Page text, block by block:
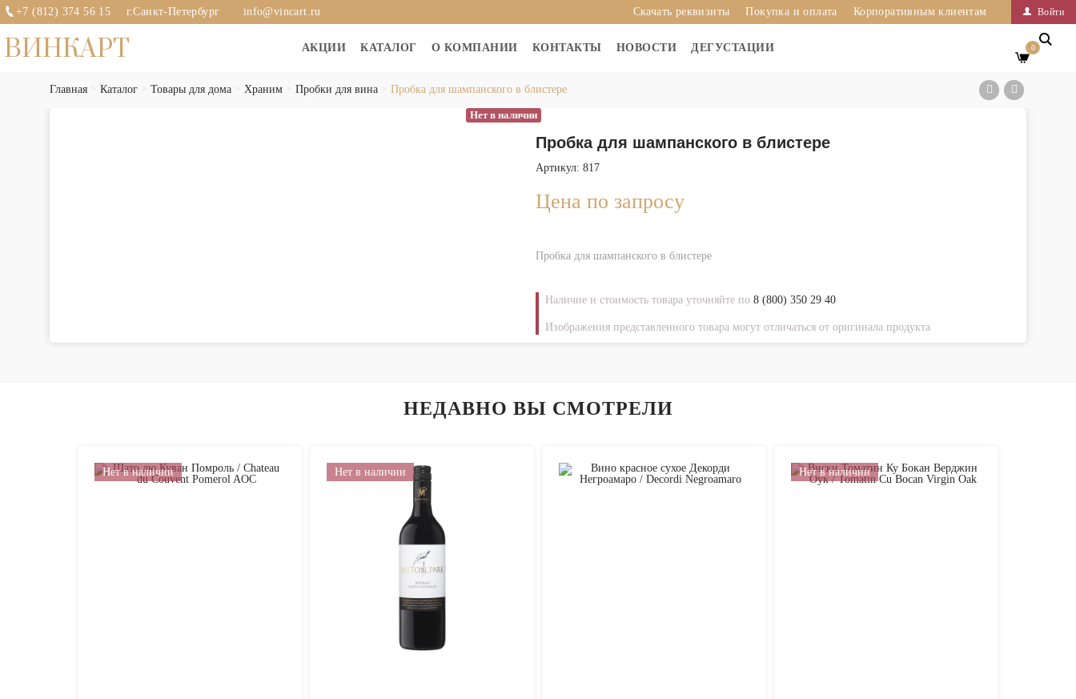
+7 (812) 374 56 15 г.Санкт-Петербург info@vincart.ru Войти
Скачать реквизиты Покупка и оплата Корпоративным клиентам
ВИНКАРТ АКЦИИ КАТАЛОГ О КОМПАНИИ КОНТАКТЫ НОВОСТИ ДЕГУСТАЦИИ 0
Главная Каталог Товары для дома Храним Пробки для вина Пробка для шампанского в блистере
Нет в наличии
Пробка для шампанского в блистере
Артикул: 817
Цена по запросу
Пробка для шампанского в блистере
Наличие и стоимость товара уточняйте по 8 (800) 350 29 40
Изображения представленного товара могут отличаться от оригинала продукта
НЕДАВНО ВЫ СМОТРЕЛИ
Нет в наличии Нет в наличии Нет в наличии